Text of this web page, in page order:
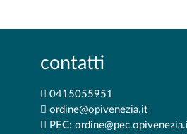
contatti
0415055951
ordine@opivenezia.it
PEC: